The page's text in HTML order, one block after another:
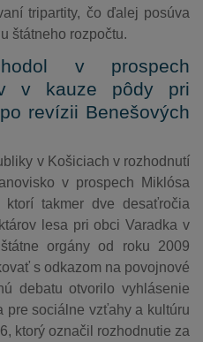
tripartity, čo ďalej posúva
štátneho rozpočtu.
v prospech
v kauze pôdy pri
revízii Benešových
v Košiciach v rozhodnutí
v prospech Miklósa
takmer dve desaťročia
lesa pri obci Varadka v
orgány od roku 2009
s odkazom na povojnové
debatu otvorilo vyhlásenie
pre sociálne vzťahy a kultúru
ktorý označil rozhodnutie za